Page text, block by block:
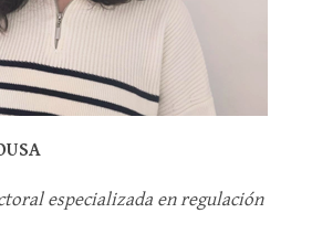
especializada en regulación